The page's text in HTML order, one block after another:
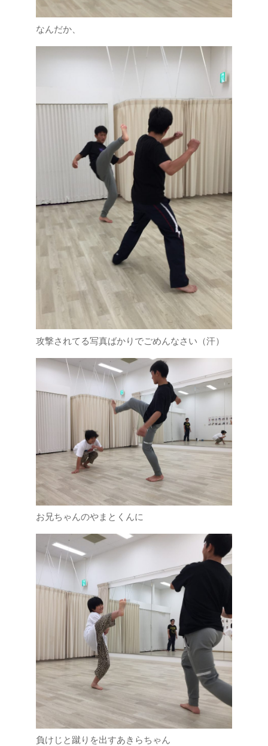
なんだか、
攻撃されてる写真ばかりでごめんなさい（汗）
お兄ちゃんのやまとくんに
負けじと蹴りを出すあきらちゃん